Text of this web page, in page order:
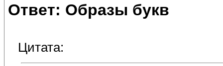
Ответ: Образы букв
Цитата: